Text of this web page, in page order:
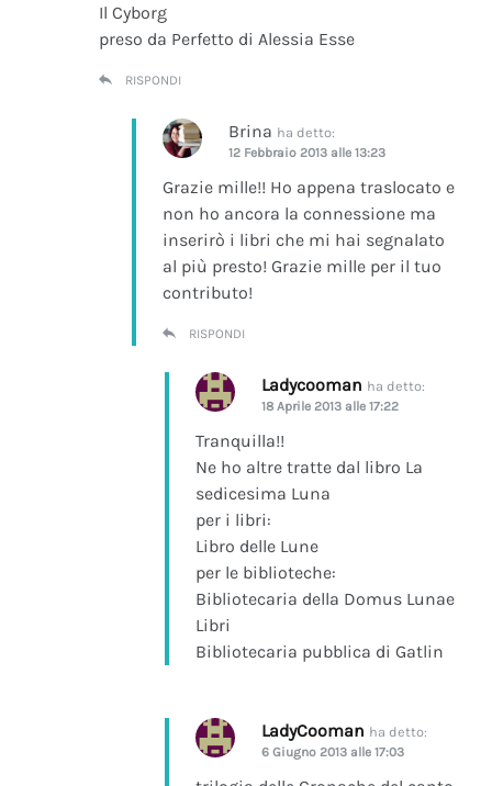
Il Cyborg
preso da Perfetto di Alessia Esse
RISPONDI
Brina ha detto:
12 Febbraio 2013 alle 13:23
Grazie mille!! Ho appena traslocato e
non ho ancora la connessione ma
inserirò i libri che mi hai segnalato
al più presto! Grazie mille per il tuo
contributo!
RISPONDI
Ladycooman ha detto:
18 Aprile 2013 alle 17:22
Tranquilla!!
Ne ho altre tratte dal libro La
sedicesima Luna
per i libri:
Libro delle Lune
per le biblioteche:
Bibliotecaria della Domus Lunae
Libri
Bibliotecaria pubblica di Gatlin
LadyCooman ha detto:
6 Giugno 2013 alle 17:03